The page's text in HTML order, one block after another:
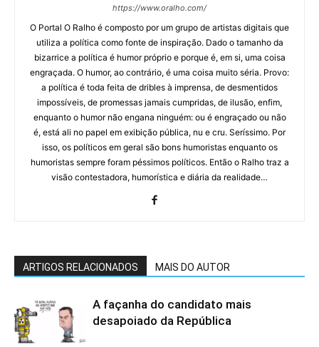
https://www.oralho.com/
O Portal O Ralho é composto por um grupo de artistas digitais que
utiliza a política como fonte de inspiração. Dado o tamanho da
bizarrice a política é humor próprio e porque é, em si, uma coisa
engraçada. O humor, ao contrário, é uma coisa muito séria. Provo:
a política é toda feita de dribles à imprensa, de desmentidos
impossíveis, de promessas jamais cumpridas, de ilusão, enfim,
enquanto o humor não engana ninguém: ou é engraçado ou não
é, está ali no papel em exibição pública, nu e cru. Seríssimo. Por
isso, os políticos em geral são bons humoristas enquanto os
humoristas sempre foram péssimos políticos. Então o Ralho traz a
visão contestadora, humorística e diária da realidade…
ARTIGOS RELACIONADOS MAIS DO AUTOR
A façanha do candidato mais
desapoiado da República